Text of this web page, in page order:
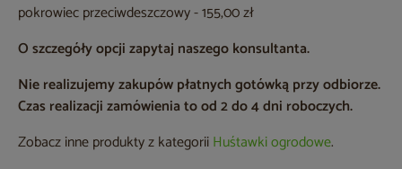
pokrowiec przeciwdeszczowy - 155,00 zł
O szczegóły opcji zapytaj naszego konsultanta.
Nie realizujemy zakupów płatnych gotówką przy odbiorze.
Czas realizacji zamówienia to od 2 do 4 dni roboczych.
Zobacz inne produkty z kategoriiHuśtawki ogrodowe.